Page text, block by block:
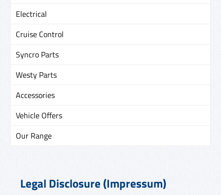
Electrical
Cruise Control
Syncro Parts
Westy Parts
Accessories
Vehicle Offers
Our Range
Legal Disclosure (Impressum)